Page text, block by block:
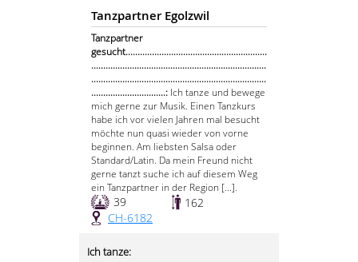
Tanzpartner Egolzwil
Tanzpartner
gesucht...........................................................
.........................................................................
.........................................................................
...............................: Ich tanze und bewege
mich gerne zur Musik. Einen Tanzkurs
habe ich vor vielen Jahren mal besucht
möchte nun quasi wieder von vorne
beginnen. Am liebsten Salsa oder
Standard/Latin. Da mein Freund nicht
gerne tanzt suche ich auf diesem Weg
ein Tanzpartner in der Region [...].
39
162
CH-6182
Ich tanze: